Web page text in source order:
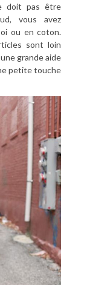
doit pas être
vous avez
ou en coton.
sont loin
grande aide
petite touche